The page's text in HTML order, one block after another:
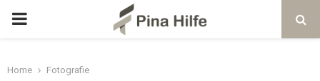
Home Fotografie